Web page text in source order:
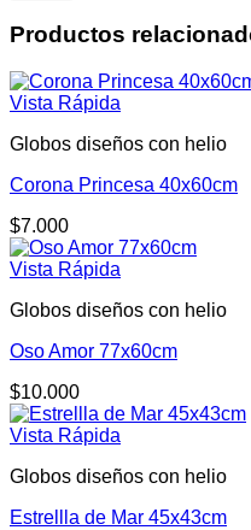
Productos
Vista Rápida
Globos diseños con helio
Corona Princesa 40x60cm
$7.000
Vista Rápida
Globos diseños con helio
Oso Amor 77x60cm
$10.000
Vista Rápida
Globos diseños con helio
Estrellla de Mar 45x43cm